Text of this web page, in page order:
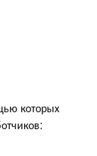
которых